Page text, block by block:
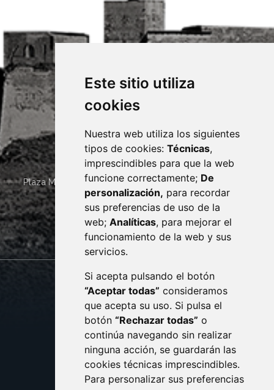
Este sitio utiliza
cookies
Nuestra web utiliza los siguientes
tipos de cookies: Técnicas,
imprescindibles para que la web
funcione correctamente; De
personalización, para recordar
sus preferencias de uso de la
web; Analíticas, para mejorar el
funcionamiento de la web y sus
servicios.
Si acepta pulsando el botón
“Aceptar todas” consideramos
que acepta su uso. Si pulsa el
botón “Rechazar todas” o
continúa navegando sin realizar
ninguna acción, se guardarán las
cookies técnicas imprescindibles.
Para personalizar sus preferencias
Plaza Mayor 4 22400 MONZÓN - ARAGÓN (ESPAÑA)
· (34) 974 400 700 ·
sac@monzon.es
monzon.es
CONTACTO
AVISO LEGAL
PROTECCIÓN DE DATOS
POLÍTICA DE COOKIES
ACCESIBILIDAD
ENLACE EXTERNO AL